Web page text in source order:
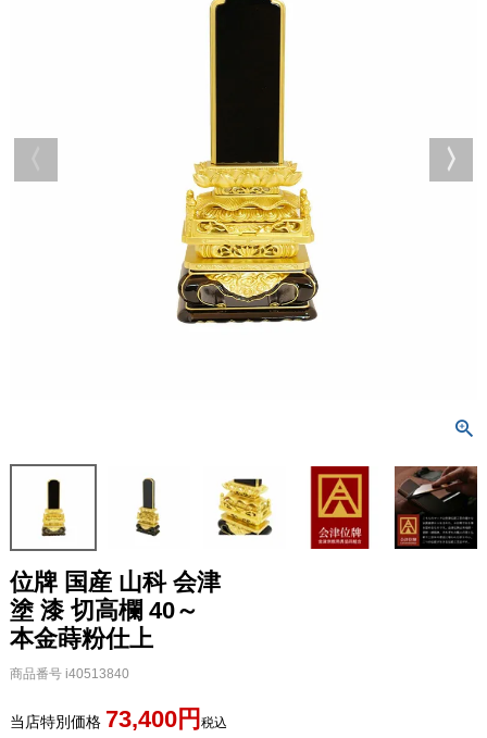
位牌 国産 山科 会津
塗 漆 切高欄 40～
本金蒔粉仕上
商品番号 i40513840
当店特別価格 73,400 税込